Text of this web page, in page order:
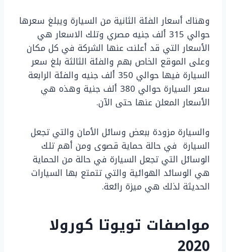
وهناك أسعار الفئة الثانية من السيارة ويبلغ سعرها
حوالي 315 ألف جنيه مصري وتلك الاسعار هي
الأسعار التي قد أعلنت عنها الشركة في كل مكان
وعلى الموقع الخاص بهم والفئة الثالثة بلغ سعر
السيارة فيها حوالي 350 ألف جنيه والفئة الرابعة
سعر السيارة حوالي 380 ألف جنية وهذه هي
الأسعار المعلن عنها حتى الآن.
والسيارة مزودة ببعض وسائل الأمان والتي تجعل
السيارة في حالة حماية قصوى ومن أهم تلك
الوسائل التي تجعل السيارة في حالة من الحماية
هي الوسائد الهوائية والتي تتمتع بها السيارات
الحديثة لذلك هي ميزة رائعة.
مواصفات تويوتا كورولا
2020